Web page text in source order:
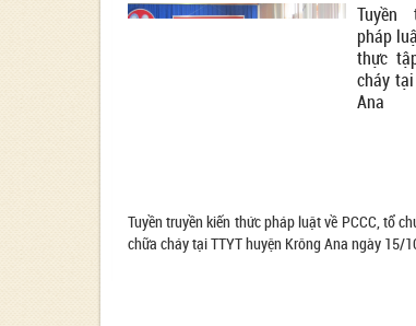
Tuyền
pháp
thực
cháy tại
Ana
Tuyền truyền kiến thức pháp luật về PCCC, tổ
chữa cháy tại TTYT huyện Krông Ana ngày 15/